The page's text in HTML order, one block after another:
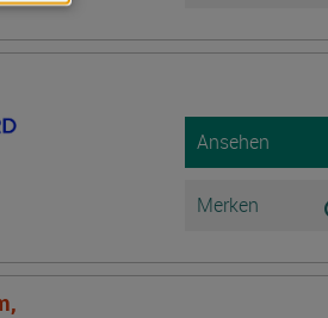
Ansehen
Merken